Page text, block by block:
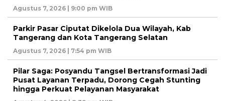
Agustus 7, 2026 | 9:00 pm WIB
Parkir Pasar Ciputat Dikelola Dua Wilayah, Kab
Tangerang dan Kota Tangerang Selatan
Agustus 7, 2026 | 7:54 pm WIB
Pilar Saga: Posyandu Tangsel Bertransformasi Jadi
Pusat Layanan Terpadu, Dorong Cegah Stunting
hingga Perkuat Pelayanan Masyarakat